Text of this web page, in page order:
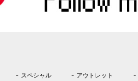
スペシャル アウトレット